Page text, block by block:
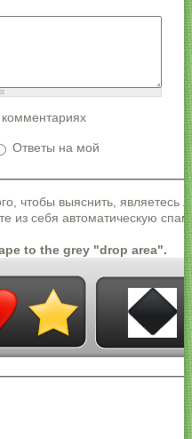
о текстовых
почты
в ссылки.
<a> <em> <strong> <cite>
<ol> <li> <dl> <dt> <dd>
автоматически.
Ответы на мой
чтобы выяснить, являетесь
из себя автоматическую
to the grey "drop area".